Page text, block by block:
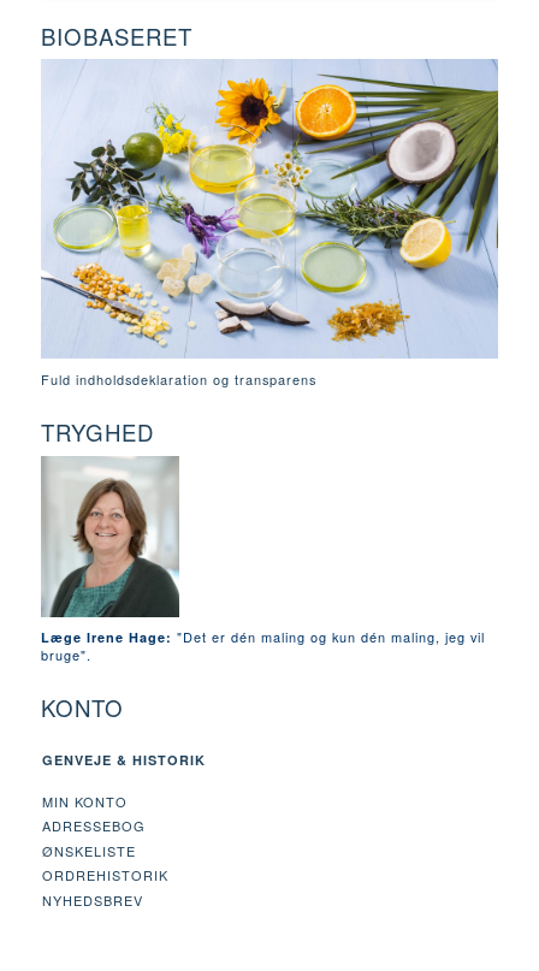
BIOBASERET
Fuld indholdsdeklaration og transparens
TRYGHED
Læge Irene Hage: "Det er dén maling og kun dén maling, jeg vil
bruge".
KONTO
GENVEJE & HISTORIK
MIN KONTO
ADRESSEBOG
ØNSKELISTE
ORDREHISTORIK
NYHEDSBREV